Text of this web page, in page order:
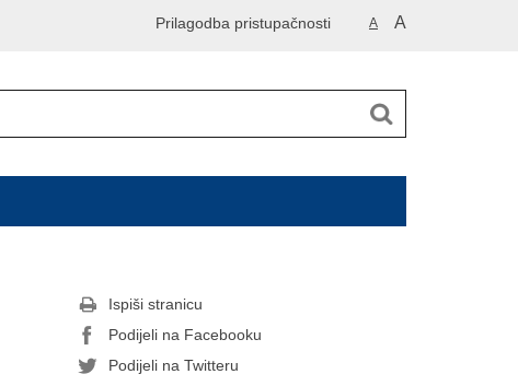
A A
Prilagodba pristupačnosti
Ispiši stranicu
Podijeli na Facebooku
Podijeli na Twitteru